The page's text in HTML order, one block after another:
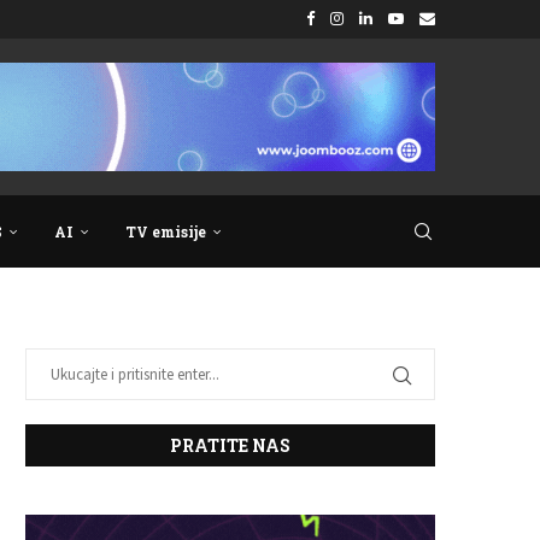
AI TV emisije
PRATITE NAS